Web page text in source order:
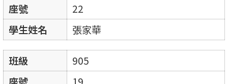
座號
22
學生姓名
張家華
班級
905